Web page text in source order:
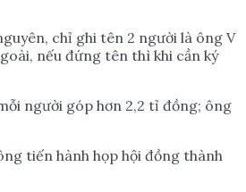
chỉ ghi tên 2 người là ông V
nếu đứng tên thì khi cần ký
người góp hơn 2,2 tỉ đồng; ông
tiến hành họp hội đồng thành